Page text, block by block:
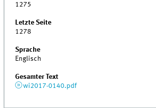
1275
Letzte Seite
1278
Sprache
Englisch
Gesamter Text
wi2017-0140.pdf